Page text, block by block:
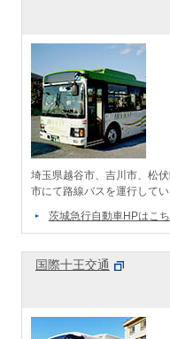
埼玉県越谷市、吉川市、松
市にて路線バスを運行してい
茨城急行自動車HPはこ
国際十王交通